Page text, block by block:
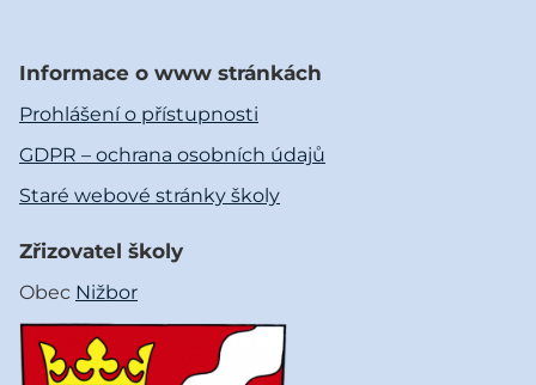
Informace o www stránkách
Prohlášení o přístupnosti
GDPR – ochrana osobních údajů
Staré webové stránky školy
Zřizovatel školy
Obec Nižbor